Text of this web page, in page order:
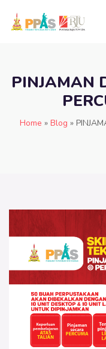
PINJAMAN
Home » Blog »